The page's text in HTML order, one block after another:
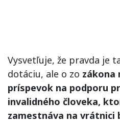
Vysvetľuje, že pravda je
dotáciu, ale o zo zákona
príspevok na podporu
invalidného človeka,
zamestnáva na vrátnici